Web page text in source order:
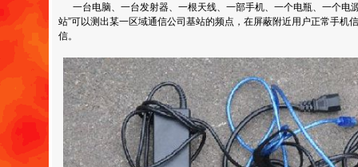
一台电脑、一台发射器、一根天线、一部手机、一个电瓶、一个电
站”可以测出某一区域通信公司基站的频点，在屏蔽附近用户正常手机
信。